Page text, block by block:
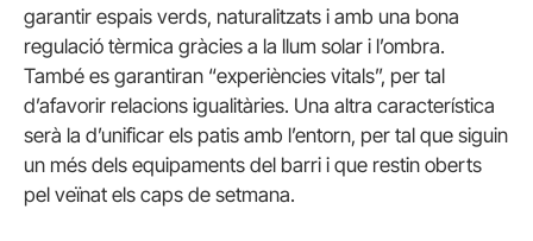
garantir espais verds, naturalitzats i amb una bona
regulació tèrmica gràcies a la llum solar i l’ombra.
També es garantiran “experiències vitals”, per tal
d’afavorir relacions igualitàries. Una altra característica
serà la d’unificar els patis amb l’entorn, per tal que siguin
un més dels equipaments del barri i que restin oberts
pel veïnat els caps de setmana.